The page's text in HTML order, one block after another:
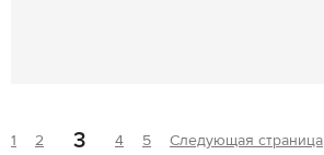
1 2 3 4 5 Следующая страница